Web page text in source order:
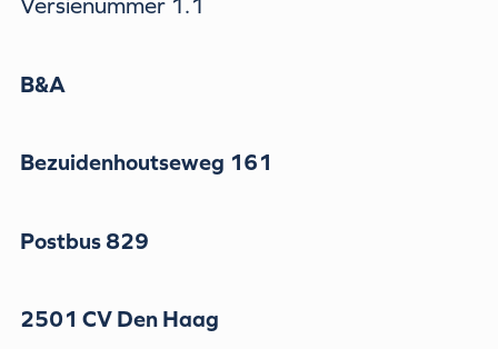
Versienummer 1.1
B&A
Bezuidenhoutseweg 161
Postbus 829
2501 CV Den Haag